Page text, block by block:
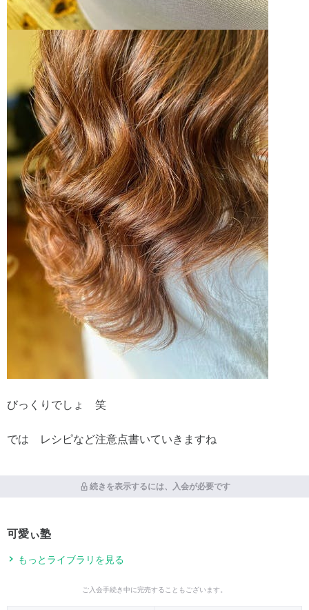
びっくりでしょ 笑
では レシピなど注意点書いていきますね
続きを表示するには、入会が必要です
可愛ぃ塾
もっとライブラリを見る
ご入会手続き中に完売することもございます。